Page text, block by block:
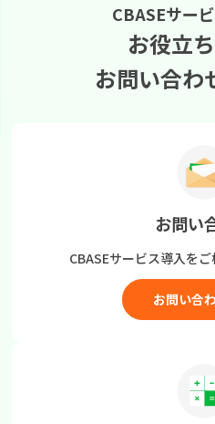
CBASEサー
お役立
お問い合わ
お問い
CBASEサービス導入をご
お問い合